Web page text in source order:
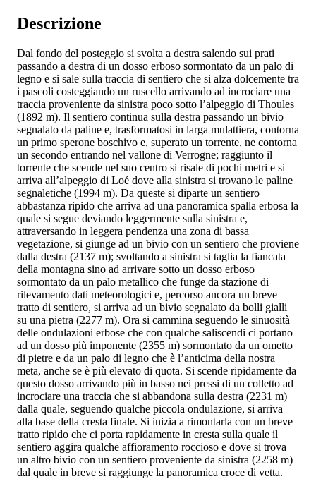
Descrizione
Dal fondo del posteggio si svolta a destra salendo sui prati
passando a destra di un dosso erboso sormontato da un palo di
legno e si sale sulla traccia di sentiero che si alza dolcemente tra
i pascoli costeggiando un ruscello arrivando ad incrociare una
traccia proveniente da sinistra poco sotto l’alpeggio di Thoules
(1892 m). Il sentiero continua sulla destra passando un bivio
segnalato da paline e, trasformatosi in larga mulattiera, contorna
un primo sperone boschivo e, superato un torrente, ne contorna
un secondo entrando nel vallone di Verrogne; raggiunto il
torrente che scende nel suo centro si risale di pochi metri e si
arriva all’alpeggio di Loé dove alla sinistra si trovano le paline
segnaletiche (1994 m). Da queste si diparte un sentiero
abbastanza ripido che arriva ad una panoramica spalla erbosa la
quale si segue deviando leggermente sulla sinistra e,
attraversando in leggera pendenza una zona di bassa
vegetazione, si giunge ad un bivio con un sentiero che proviene
dalla destra (2137 m); svoltando a sinistra si taglia la fiancata
della montagna sino ad arrivare sotto un dosso erboso
sormontato da un palo metallico che funge da stazione di
rilevamento dati meteorologici e, percorso ancora un breve
tratto di sentiero, si arriva ad un bivio segnalato da bolli gialli
su una pietra (2277 m). Ora si cammina seguendo le sinuosità
delle ondulazioni erbose che con qualche saliscendi ci portano
ad un dosso più imponente (2355 m) sormontato da un ometto
di pietre e da un palo di legno che è l’anticima della nostra
meta, anche se è più elevato di quota. Si scende ripidamente da
questo dosso arrivando più in basso nei pressi di un colletto ad
incrociare una traccia che si abbandona sulla destra (2231 m)
dalla quale, seguendo qualche piccola ondulazione, si arriva
alla base della cresta finale. Si inizia a rimontarla con un breve
tratto ripido che ci porta rapidamente in cresta sulla quale il
sentiero aggira qualche affioramento roccioso e dove si trova
un altro bivio con un sentiero proveniente da sinistra (2258 m)
dal quale in breve si raggiunge la panoramica croce di vetta.